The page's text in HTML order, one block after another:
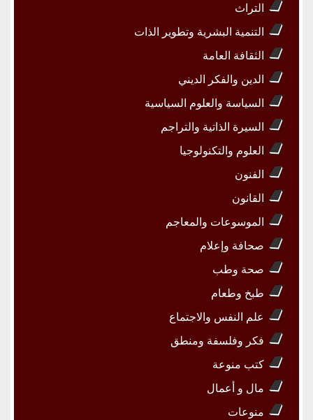
التراث
التنمية البشرية وتطوير الذات
الثقافة العامة
الدين والفكر الديني
السياسة والعلوم السياسية
السيرة الذاتية والتراجم
العلوم والتكنولوجيا
الفنون
القانون
الموسوعات والمعاجم
صحافة وإعلام
صحة وطب
طبخ وطعام
علم النفس والاجتماع
فكر وفلسفة ومنطق
كتب منوعة
مال و أعمال
منوعات